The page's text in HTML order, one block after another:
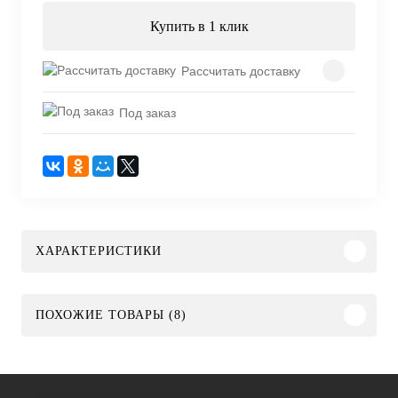
Купить в 1 клик
Рассчитать доставку
Под заказ
ХАРАКТЕРИСТИКИ
ПОХОЖИЕ ТОВАРЫ (8)